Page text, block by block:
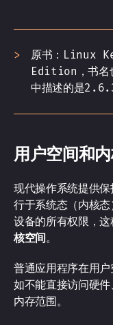
原书：Linux
Edition，书名
中描述的是
用户空间和
现代操作系统提供
行于系统态（内核
设备的所有权限，
核空间。
普通应用程序在用
如不能直接访问硬
内存范围。